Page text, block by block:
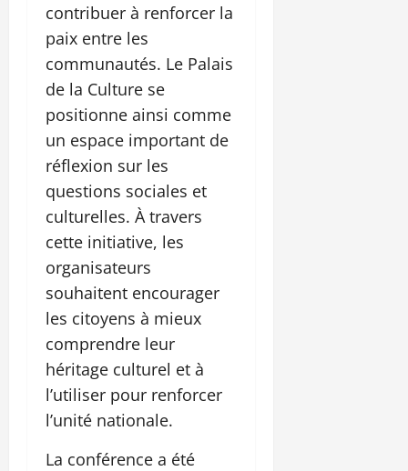
contribuer à renforcer la
paix entre les
communautés. Le Palais
de la Culture se
positionne ainsi comme
un espace important de
réflexion sur les
questions sociales et
culturelles. À travers
cette initiative, les
organisateurs
souhaitent encourager
les citoyens à mieux
comprendre leur
héritage culturel et à
l’utiliser pour renforcer
l’unité nationale.
La conférence a été